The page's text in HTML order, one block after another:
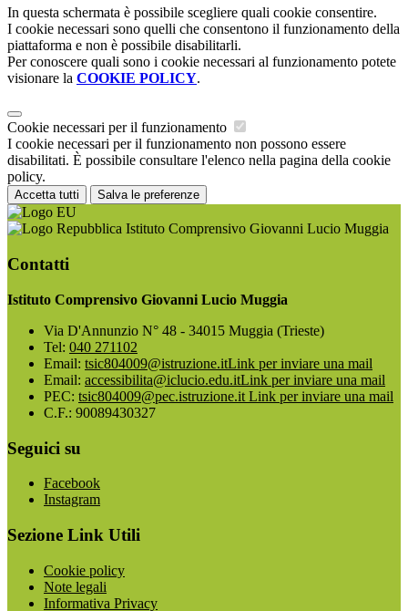
In questa schermata è possibile scegliere quali cookie consentire.
I cookie necessari sono quelli che consentono il funzionamento della
piattaforma e non è possibile disabilitarli.
Per conoscere quali sono i cookie necessari al funzionamento potete
visionare la COOKIE POLICY.
Cookie necessari per il funzionamento
I cookie necessari per il funzionamento non possono essere
disabilitati. È possibile consultare l'elenco nella pagina della cookie
policy.
Accetta tutti Salva le preferenze
Istituto Comprensivo Giovanni Lucio Muggia
Contatti
Istituto Comprensivo Giovanni Lucio Muggia
Via D'Annunzio N° 48 - 34015 Muggia (Trieste)
Tel: 040 271102
Email: tsic804009@istruzione.itLink per inviare una mail
Email: accessibilita@iclucio.edu.itLink per inviare una mail
PEC: tsic804009@pec.istruzione.it Link per inviare una mail
C.F.: 90089430327
Seguici su
Facebook
Instagram
Sezione Link Utili
Cookie policy
Note legali
Informativa Privacy